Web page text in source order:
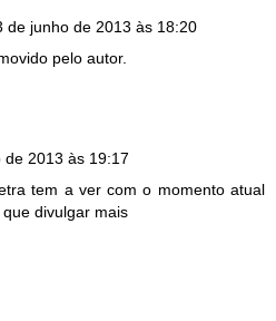
de junho de 2013 às 18:20
pelo autor.
de 2013 às 19:17
tem a ver com o momento atual
divulgar mais